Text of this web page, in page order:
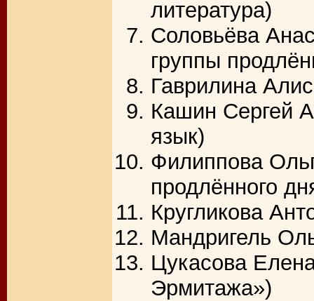
литература)
Соловьёва
группы
Гаврилина
Кашин Сергей
язык)
Филиппова
продлённого
Кругликова
Мандригель
Цукасова
Эрмитажа»)